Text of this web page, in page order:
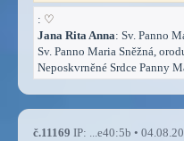
: ♡
Jana Rita Anna: Sv. Panno
Sv. Panno Maria Sněžná,
Neposkvrněné Srdce Panny
č.11169 IP: ...e40:5b •